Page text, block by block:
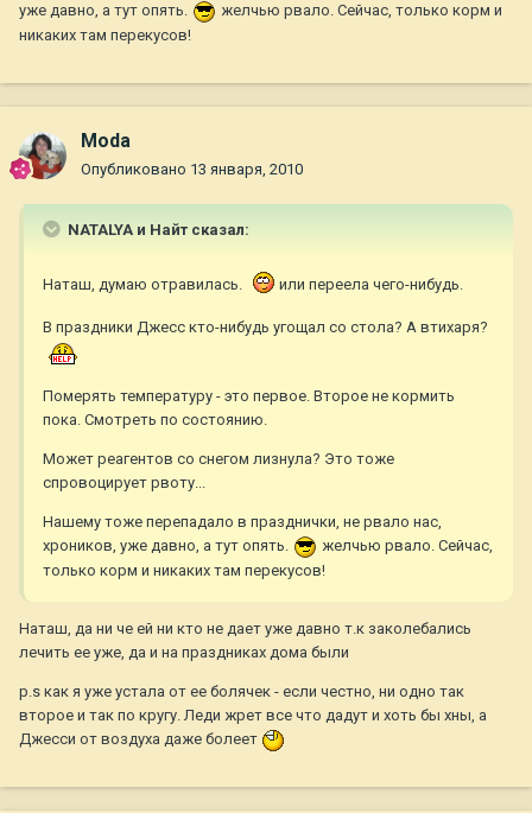
уже давно, а тут опять.
желчью рвало. Сейчас, только корм и
никаких там перекусов!
Moda
Опубликовано 13 января, 2010
NATALYA и Найт сказал:
Наташ, думаю отравилась. или переела чего-нибудь.
В праздники Джесс кто-нибудь угощал со стола? А втихаря?
Померять температуру - это первое. Второе не кормить
пока. Смотреть по состоянию.
Может реагентов со снегом лизнула? Это тоже
спровоцирует рвоту...
Нашему тоже перепадало в празднички, не рвало нас,
хроников, уже давно, а тут опять.
желчью рвало. Сейчас,
только корм и никаких там перекусов!
Наташ, да ни че ей ни кто не дает уже давно т.к заколебались
лечить ее уже, да и на праздниках дома были
p.s как я уже устала от ее болячек - если честно, ни одно так
второе и так по кругу. Леди жрет все что дадут и хоть бы хны, а
Джесси от воздуха даже болеет